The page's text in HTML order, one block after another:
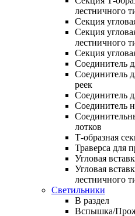
лестничного
Секция
Секция
лестничного
Секция
Соединитель
Соединитель
реек
Соединитель
Соединитель
лотков
Т-образная
Траверса для
Угловая
Угловая
лестничного
Светильники
В раздел
Вспышка/